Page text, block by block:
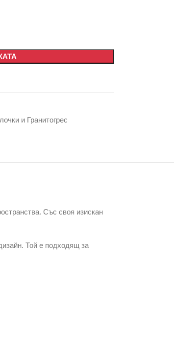
и Гранитогрес
Със своя изискан
Той е подходящ за